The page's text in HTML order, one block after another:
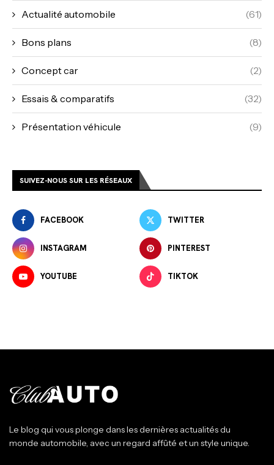
Actualité automobile (61)
Bons plans (8)
Concept car (2)
Essais & comparatifs (32)
Présentation véhicule (9)
SUIVEZ-NOUS SUR LES RÉSEAUX
FACEBOOK TWITTER
INSTAGRAM PINTEREST
YOUTUBE TIKTOK
Le blog qui vous plonge dans les dernières actualités du
monde automobile, avec un regard affûté et un style unique.